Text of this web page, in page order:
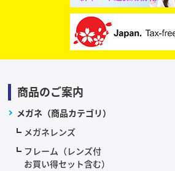
商品のご案内
メガネ（商品カテゴリ）
メガネレンズ
フレーム（レンズ付
お買い得セット含む）